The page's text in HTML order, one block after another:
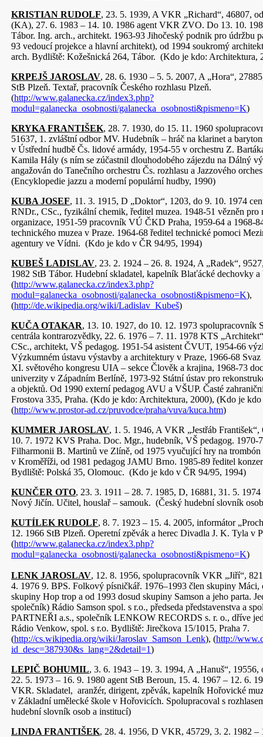
KRISTIAN RUDOLF, 23. 5. 1939, A VKR „Richard“, 46807,
(KA), 27. 6. 1983 – 14. 10. 1986 agent VKR ZVO. Do 13. 10.
Tábor. Ing. arch., architekt. 1963-93 Jihočeský podnik pro údržbu
93 vedoucí projekce a hlavní architekt), od 1994 soukromý
arch. Bydliště: Kožešnická 264, Tábor. (Kdo je kdo: Architektura,
KRPEJŠ JAROSLAV, 28. 6. 1930 – 5. 5. 2007, A „Hora“,
StB Plzeň. Textař, pracovník Českého rozhlasu Plzeň.
(http://www.galanecka.cz/index3.php?
modul=galanecka_osobnosti/galanecka_osobnosti&pismeno=K)
KRYKA FRANTIŠEK, 28. 7. 1930, do 15. 11. 1960
51637, 1. zvláštní odbor MV. Hudebník – hráč na klarinet a
v Ústřední hudbě Čs. lidové armády, 1954-55 v orchestru Z.
Kamila Hály (s ním se zúčastnil dlouhodobého zájezdu na Dálný
angažován do Tanečního orchestru Čs. rozhlasu a Jazzového
(Encyklopedie jazzu a moderní populární hudby, 1990)
KUBA JOSEF, 11. 3. 1915, D „Doktor“, 1203, do 9. 10. 1974
RNDr., CSc., fyzikální chemik, ředitel muzea. 1948-51 vězněn pro
organizace, 1951-59 pracovník VÚ ČKD Praha, 1959-64 a 1968-
technického muzea v Praze. 1964-68 ředitel technické pomoci
agentury ve Vídni. (Kdo je kdo v ČR 94/95, 1994)
KUBEŠ LADISLAV, 23. 2. 1924 – 26. 8. 1924, A „Radek“,
1982 StB Tábor. Hudební skladatel, kapelník Blaťácké dechovky
(http://www.galanecka.cz/index3.php?
modul=galanecka_osobnosti/galanecka_osobnosti&pismeno=K),
(http://de.wikipedia.org/wiki/Ladislav_Kubeš)
KUČA OTAKAR, 13. 10. 1927, do 10. 12. 1973 spolupracovník
centrála kontrarozvědky, 22. 6. 1976 – 7. 11. 1978 KTS
CSc., architekt, VŠ pedagog. 1951-54 asistent ČVUT, 1954-66
Výzkumném ústavu výstavby a architektury v Praze, 1966-68
XI. světového kongresu UIA – sekce Člověk a krajina, 1968-73
univerzity v Západním Berlíně, 1973-92 Státní ústav pro
a objektů. Od 1990 externí pedagog AVU a VŠUP. Časté
Frostova 335, Praha. (Kdo je kdo: Architektura, 2000), (Kdo je
(http://www.prostor-ad.cz/pruvodce/praha/vuva/kuca.htm)
KUMMER JAROSLAV, 1. 5. 1946, A VKR „Jestřáb
10. 7. 1972 KVS Praha. Doc. Mgr., hudebník, VŠ pedagog. 1970-
Filharmonii B. Martinů ve Zlíně, od 1975 vyučující hry na trombón
v Kroměříži, od 1981 pedagog JAMU Brno. 1985-89 ředitel
Bydliště: Polská 35, Olomouc. (Kdo je kdo v ČR 94/95, 1994)
KUNČER OTO, 23. 3. 1911 – 28. 7. 1985, D, 16881, 31. 5.
Nový Jičín. Učitel, houslař – samouk. (Český hudební slovník
KUTÍLEK RUDOLF, 8. 7. 1923 – 15. 4. 2005, informátor
12. 1966 StB Plzeň. Operetní zpěvák a herec Divadla J. K. Tyla v
(http://www.galanecka.cz/index3.php?
modul=galanecka_osobnosti/galanecka_osobnosti&pismeno=K)
LENK JAROSLAV, 12. 8. 1956, spolupracovník VKR „Jiří“,
4. 1976 9. BPS. Folkový písničkář. 1976–1993 člen skupiny Máci,
skupiny Hop trop a od 1993 dosud skupiny Samson a jeho parta.
společník) Rádio Samson spol. s r.o., předseda představenstva a
PARTNEŘI a.s., společník LENKOW RECORDS s. r. o., dříve
Rádio Venkow, spol. s r.o. Bydliště: Jirečkova 15/1015, Praha 7.
(http://cs.wikipedia.org/wiki/Jaroslav_Samson_Lenk), (http://
id_desc=387930&s_lang=2&detail=1)
LEPIČ BOHUMIL, 3. 6. 1943 – 19. 3. 1994, A „Hanuš“,
22. 5. 1973 – 16. 9. 1980 agent StB Beroun, 15. 4. 1967 – 12. 6.
VKR. Skladatel, aranžér, dirigent, zpěvák, kapelník Hořovické
v Základní umělecké škole v Hořovicích. Spolupracoval s
hudební slovník osob a institucí)
LINDA FRANTIŠEK, 28. 4. 1956, D VKR, 45729, 3. 2. 1982 –